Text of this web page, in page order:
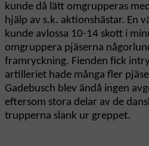
kunde då lätt omgrupperas
hjälp av s.k. aktionshästar. En
kunde avlossa 10-14 skott i
omgruppera pjäserna
framryckning. Fienden fick
artilleriet hade många fler
Gadebusch blev ändå ingen
eftersom stora delar av de
trupperna slank ur greppet.